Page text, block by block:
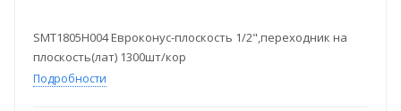
SMT1805H004 Евроконус-плоскость 1/2",переходник на
плоскость(лат) 1300шт/кор
Подробности